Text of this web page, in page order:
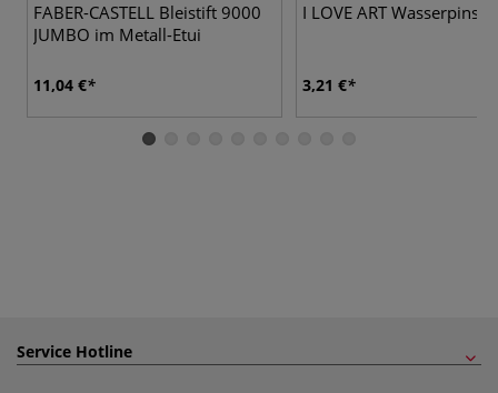
FABER-CASTELL Bleistift 9000
JUMBO im Metall-Etui
11,04 €
I LOVE ART
3,21 €
Service Hotline